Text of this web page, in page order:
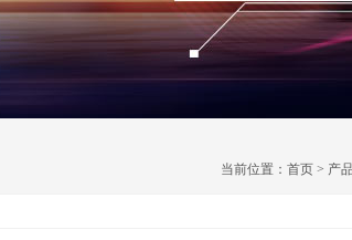
当前位置： 首页 > 产